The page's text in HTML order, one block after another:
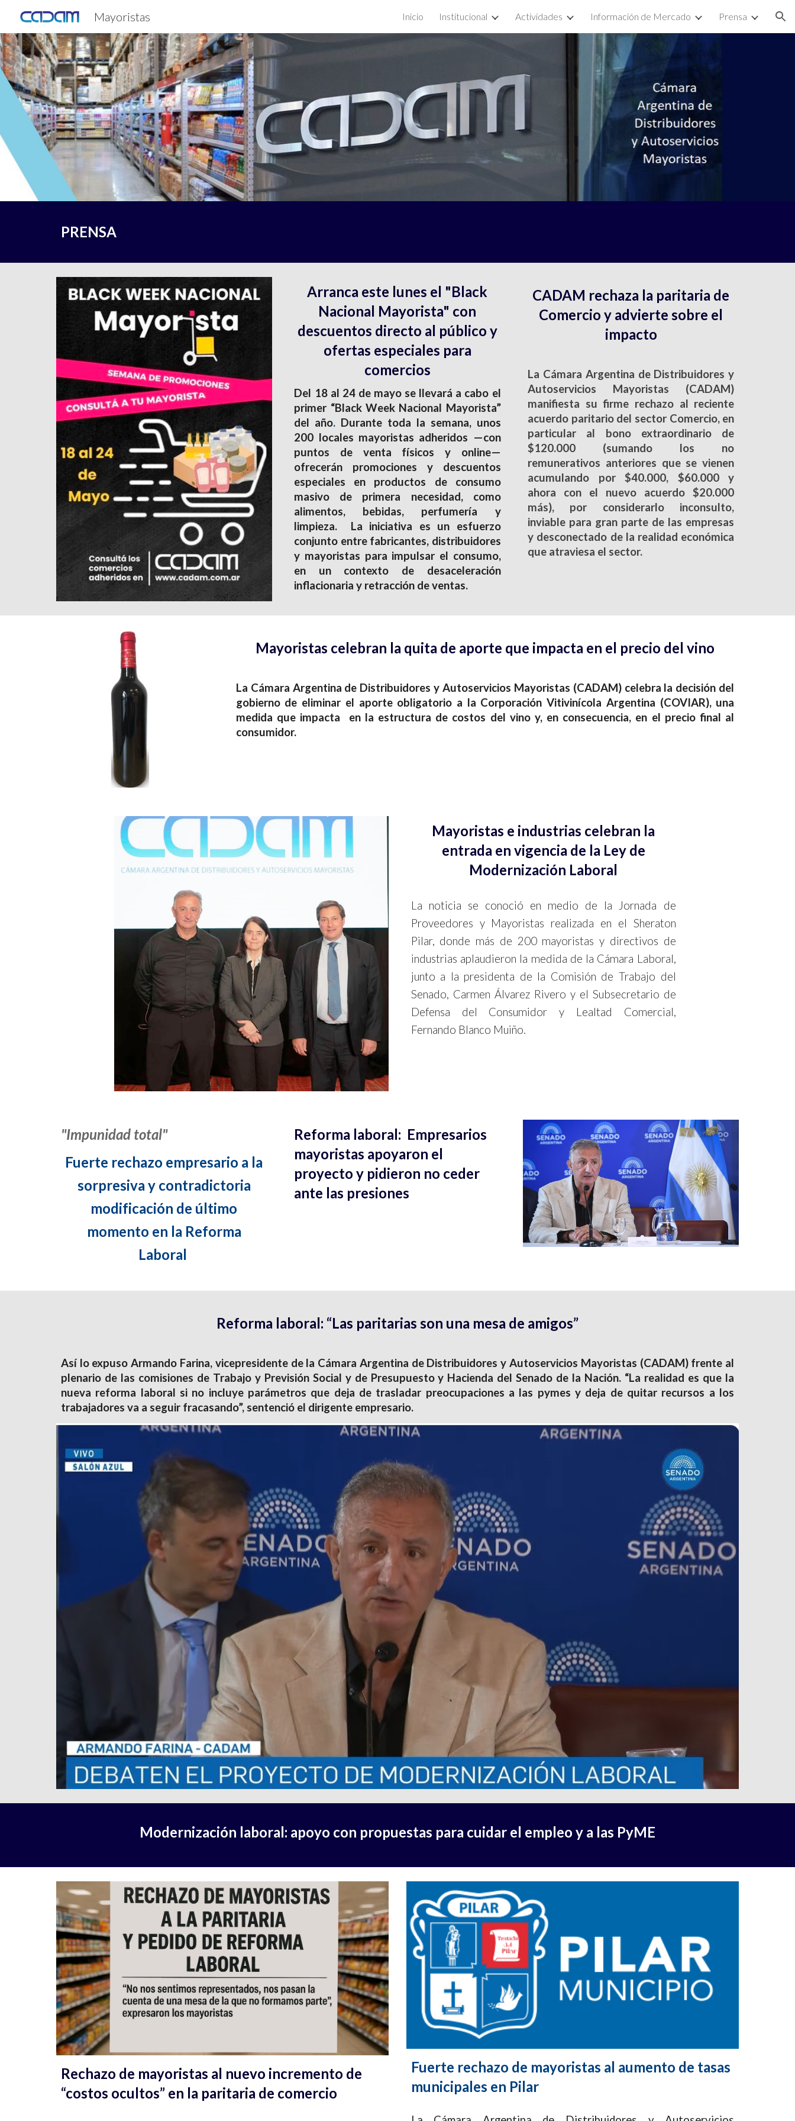
Skip to navigation
Mayoristas Inicio Institucional Actividades Información de Mercado Prensa
PRENSA
Arranca este lunes el "Black
Nacional Mayorista" con
descuentos directo al público y
ofertas especiales para
comercios
Del 18 al 24 de mayo se llevará a cabo el
primer “Black Week Nacional Mayorista”
del año. Durante toda la semana, unos
200 locales mayoristas adheridos —con
puntos de venta físicos y online—
ofrecerán promociones y descuentos
especiales en productos de consumo
masivo de primera necesidad, como
alimentos, bebidas, perfumería y
limpieza. La iniciativa es un esfuerzo
conjunto entre fabricantes, distribuidores
y mayoristas para impulsar el consumo,
en un contexto de desaceleración
inflacionaria y retracción de ventas.
CADAM rechaza la paritaria de
Comercio y advierte sobre el
impacto
La Cámara Argentina de Distribuidores y
Autoservicios Mayoristas (CADAM)
manifiesta su firme rechazo al reciente
acuerdo paritario del sector Comercio, en
particular al bono extraordinario de
$120.000 (sumando los no
remunerativos anteriores que se vienen
acumulando por $40.000, $60.000 y
ahora con el nuevo acuerdo $20.000
más), por considerarlo inconsulto,
inviable para gran parte de las empresas
y desconectado de la realidad económica
que atraviesa el sector.
Mayoristas celebran la quita de aporte que impacta en el precio del vino
La Cámara Argentina de Distribuidores y Autoservicios Mayoristas (CADAM) celebra la decisión del
gobierno de eliminar el aporte obligatorio a la Corporación Vitivinícola Argentina (COVIAR), una
medida que impacta en la estructura de costos del vino y, en consecuencia, en el precio final al
consumidor.
Mayoristas e industrias celebran la
entrada en vigencia de la Ley de
Modernización Laboral
La noticia se conoció en medio de la Jornada de
Proveedores y Mayoristas realizada en el Sheraton
Pilar, donde más de 200 mayoristas y directivos de
industrias aplaudieron la medida de la Cámara Laboral,
junto a la presidenta de la Comisión de Trabajo del
Senado, Carmen Álvarez Rivero y el Subsecretario de
Defensa del Consumidor y Lealtad Comercial,
Fernando Blanco Muiño.
"Impunidad total"
Fuerte rechazo empresario a la
sorpresiva y contradictoria
modificación de último
momento en la Reforma
Laboral
Reforma laboral: Empresarios
mayoristas apoyaron el
proyecto y pidieron no ceder
ante las presiones
Reforma laboral: “Las paritarias son una mesa de amigos”
Así lo expuso Armando Farina, vicepresidente de la Cámara Argentina de Distribuidores y Autoservicios Mayoristas (CADAM) frente al
plenario de las comisiones de Trabajo y Previsión Social y de Presupuesto y Hacienda del Senado de la Nación. “La realidad es que la
nueva reforma laboral si no incluye parámetros que deja de trasladar preocupaciones a las pymes y deja de quitar recursos a los
trabajadores va a seguir fracasando”, sentenció el dirigente empresario.
Modernización laboral: apoyo con propuestas para cuidar el empleo y a las PyME
Rechazo de mayoristas al nuevo incremento de
“costos ocultos” en la paritaria de comercio
Fuerte rechazo de mayoristas al aumento de tasas
municipales en Pilar